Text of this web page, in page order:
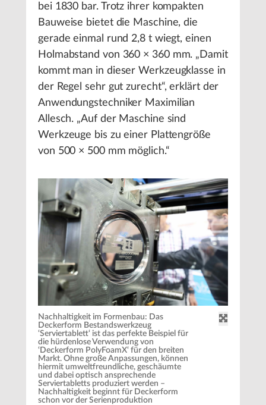
bei 1830 bar. Trotz ihrer kompakten
Bauweise bietet die Maschine, die
gerade einmal rund 2,8 t wiegt, einen
Holmabstand von 360 × 360 mm. „Damit
kommt man in dieser Werkzeugklasse in
der Regel sehr gut zurecht“, erklärt der
Anwendungstechniker Maximilian
Allesch. „Auf der Maschine sind
Werkzeuge bis zu einer Plattengröße
von 500 × 500 mm möglich.“
Nachhaltigkeit im Formenbau: Das
Deckerform Bestandswerkzeug
‘Serviertablett‘ ist das perfekte Beispiel für
die hürdenlose Verwendung von
‘Deckerform PolyFoamX‘ für den breiten
Markt. Ohne große Anpassungen, können
hiermit umweltfreundliche, geschäumte
und dabei optisch ansprechende
Serviertabletts produziert werden –
Nachhaltigkeit beginnt für Deckerform
schon vor der Serienproduktion